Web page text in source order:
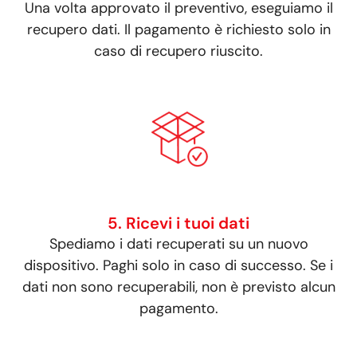
Una volta approvato il preventivo, eseguiamo il
recupero dati. Il pagamento è richiesto solo in
caso di recupero riuscito.
5. Ricevi i tuoi dati
Spediamo i dati recuperati su un nuovo
dispositivo. Paghi solo in caso di successo. Se i
dati non sono recuperabili, non è previsto alcun
pagamento.